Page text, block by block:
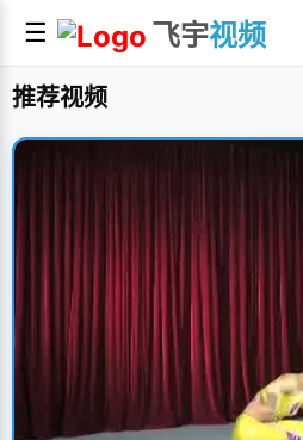
☰ 飞宇视频
推荐视频